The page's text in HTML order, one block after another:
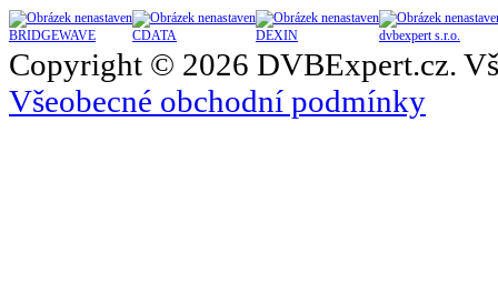
BRIDGEWAVE CDATA DEXIN dvbexpert s.r.o.
Copyright © 2026 DVBExpert.cz.
Všeobecné obchodní podmínky